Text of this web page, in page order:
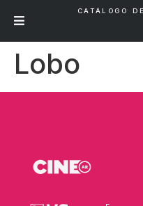
CATÁLOGO
Lobo